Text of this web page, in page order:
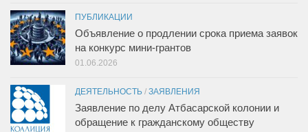
ПУБЛИКАЦИИ
Объявление о продлении срока приема заявок
на конкурс мини-грантов
01.06.2026
ДЕЯТЕЛЬНОСТЬ / ЗАЯВЛЕНИЯ
Заявление по делу Атбасарской колонии и
обращение к гражданскому обществу